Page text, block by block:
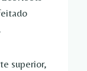
superior,